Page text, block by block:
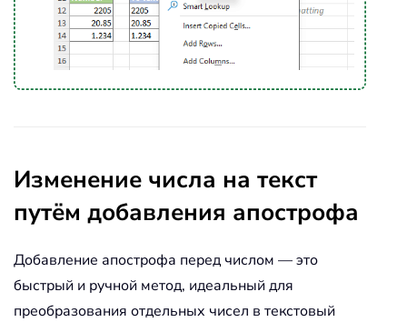
Изменение числа на текст
путём добавления апострофа
Добавление апострофа перед числом — это
быстрый и ручной метод, идеальный для
преобразования отдельных чисел в текстовый